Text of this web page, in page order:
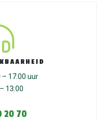
17:00 uur
13:00
20 70